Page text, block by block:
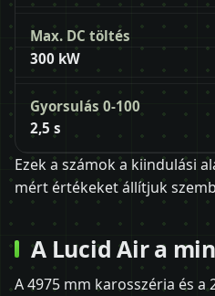
Max. DC töltés
300 kW
Gyorsulás 0-100
2,5 s
Ezek a számok a kiindulási
mért értékeket állítjuk
A Lucid Air a
A 4975 mm karosszéria és a